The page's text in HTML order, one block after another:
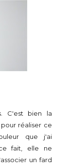
C'est bien la
réaliser ce
que j'ai
fait, elle ne
un fard